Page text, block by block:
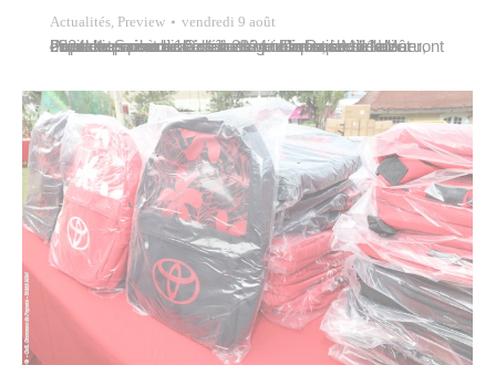
Actualités, Preview vendredi 9 août
Pour des raisons de sécurité publique, la ville de Papeete procèdera à l’abattage d’arbres Maru-Maru, en accotement de certaines voies routières de la capitale. Samedi 10 août 2024 : Dimanche 11 août 2024 : Les riverains de la servitude Papeete Nui seront orientés par la rue Cassiau à contre sens de la circulation pour accéder…